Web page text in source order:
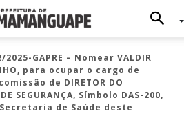
2025-GAPRE – Nomear VALDIR
para ocupar o cargo de
de DIRETOR DO
SEGURANÇA, Símbolo DAS-200,
de Saúde deste